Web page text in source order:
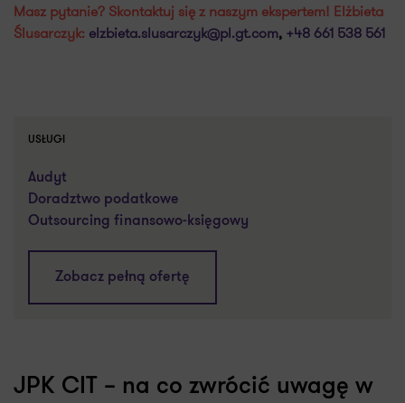
Masz pytanie? Skontaktuj się z naszym ekspertem! Elżbieta
Ślusarczyk: elzbieta.slusarczyk@pl.gt.com, +48 661 538 561
USŁUGI
Audyt
Doradztwo podatkowe
Outsourcing finansowo-księgowy
Zobacz pełną ofertę
JPK CIT – na co zwrócić uwagę w